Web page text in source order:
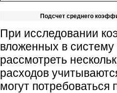
Подсчет среднего
При исследовании
вложенных в
рассмотреть
расходов
могут